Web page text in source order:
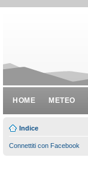
HOME METEO
Indice
Connettiti con Facebook